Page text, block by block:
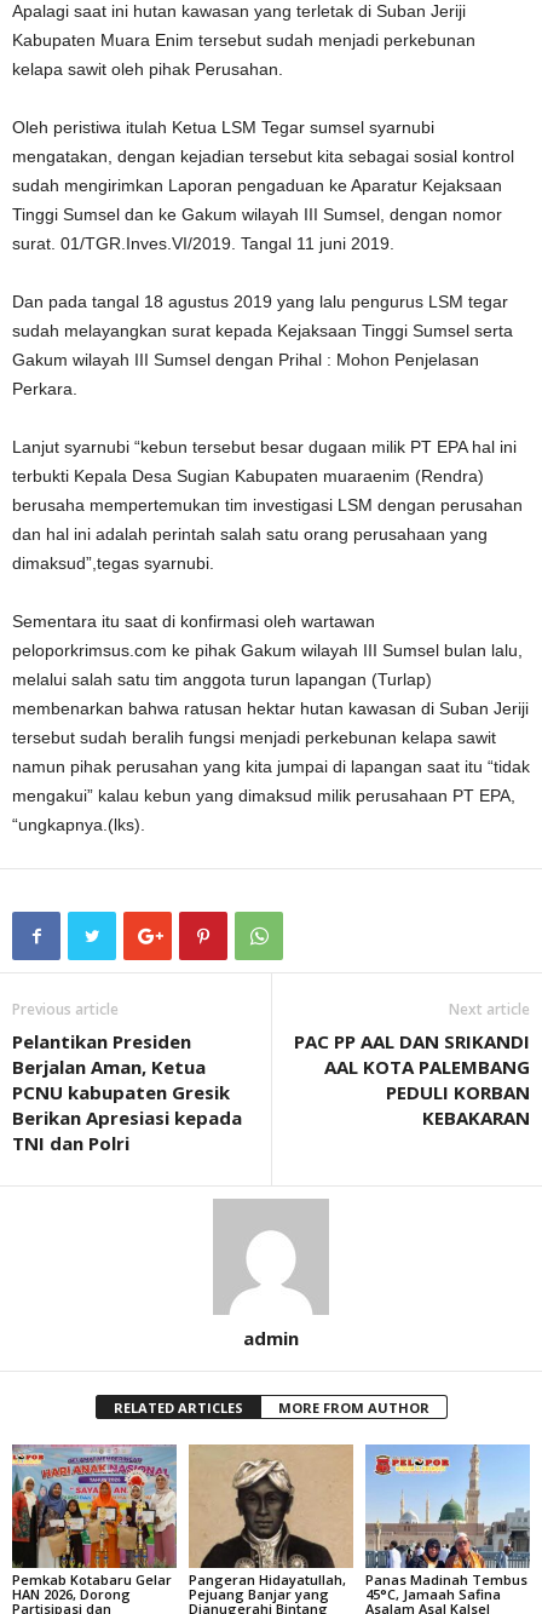
Apalagi saat ini hutan kawasan yang terletak di Suban Jeriji
Kabupaten Muara Enim tersebut sudah menjadi perkebunan
kelapa sawit oleh pihak Perusahan.
Oleh peristiwa itulah Ketua LSM Tegar sumsel syarnubi
mengatakan, dengan kejadian tersebut kita sebagai sosial kontrol
sudah mengirimkan Laporan pengaduan ke Aparatur Kejaksaan
Tinggi Sumsel dan ke Gakum wilayah III Sumsel, dengan nomor
surat. 01/TGR.Inves.VI/2019. Tangal 11 juni 2019.
Dan pada tangal 18 agustus 2019 yang lalu pengurus LSM tegar
sudah melayangkan surat kepada Kejaksaan Tinggi Sumsel serta
Gakum wilayah III Sumsel dengan Prihal : Mohon Penjelasan
Perkara.
Lanjut syarnubi “kebun tersebut besar dugaan milik PT EPA hal ini
terbukti Kepala Desa Sugian Kabupaten muaraenim (Rendra)
berusaha mempertemukan tim investigasi LSM dengan perusahan
dan hal ini adalah perintah salah satu orang perusahaan yang
dimaksud”,tegas syarnubi.
Sementara itu saat di konfirmasi oleh wartawan
peloporkrimsus.com ke pihak Gakum wilayah III Sumsel bulan lalu,
melalui salah satu tim anggota turun lapangan (Turlap)
membenarkan bahwa ratusan hektar hutan kawasan di Suban Jeriji
tersebut sudah beralih fungsi menjadi perkebunan kelapa sawit
namun pihak perusahan yang kita jumpai di lapangan saat itu “tidak
mengakui” kalau kebun yang dimaksud milik perusahaan PT EPA,
“ungkapnya.(lks).
Previous article
Pelantikan Presiden
Berjalan Aman, Ketua
PCNU kabupaten Gresik
Berikan Apresiasi kepada
TNI dan Polri
Next article
PAC PP AAL DAN SRIKANDI
AAL KOTA PALEMBANG
PEDULI KORBAN
KEBAKARAN
admin
RELATED ARTICLES MORE FROM AUTHOR
Pemkab Kotabaru Gelar
HAN 2026, Dorong
Partisipasi dan
Pangeran Hidayatullah,
Pejuang Banjar yang
Dianugerahi Bintang
Panas Madinah Tembus
45°C, Jamaah Safina
Asalam Asal Kalsel